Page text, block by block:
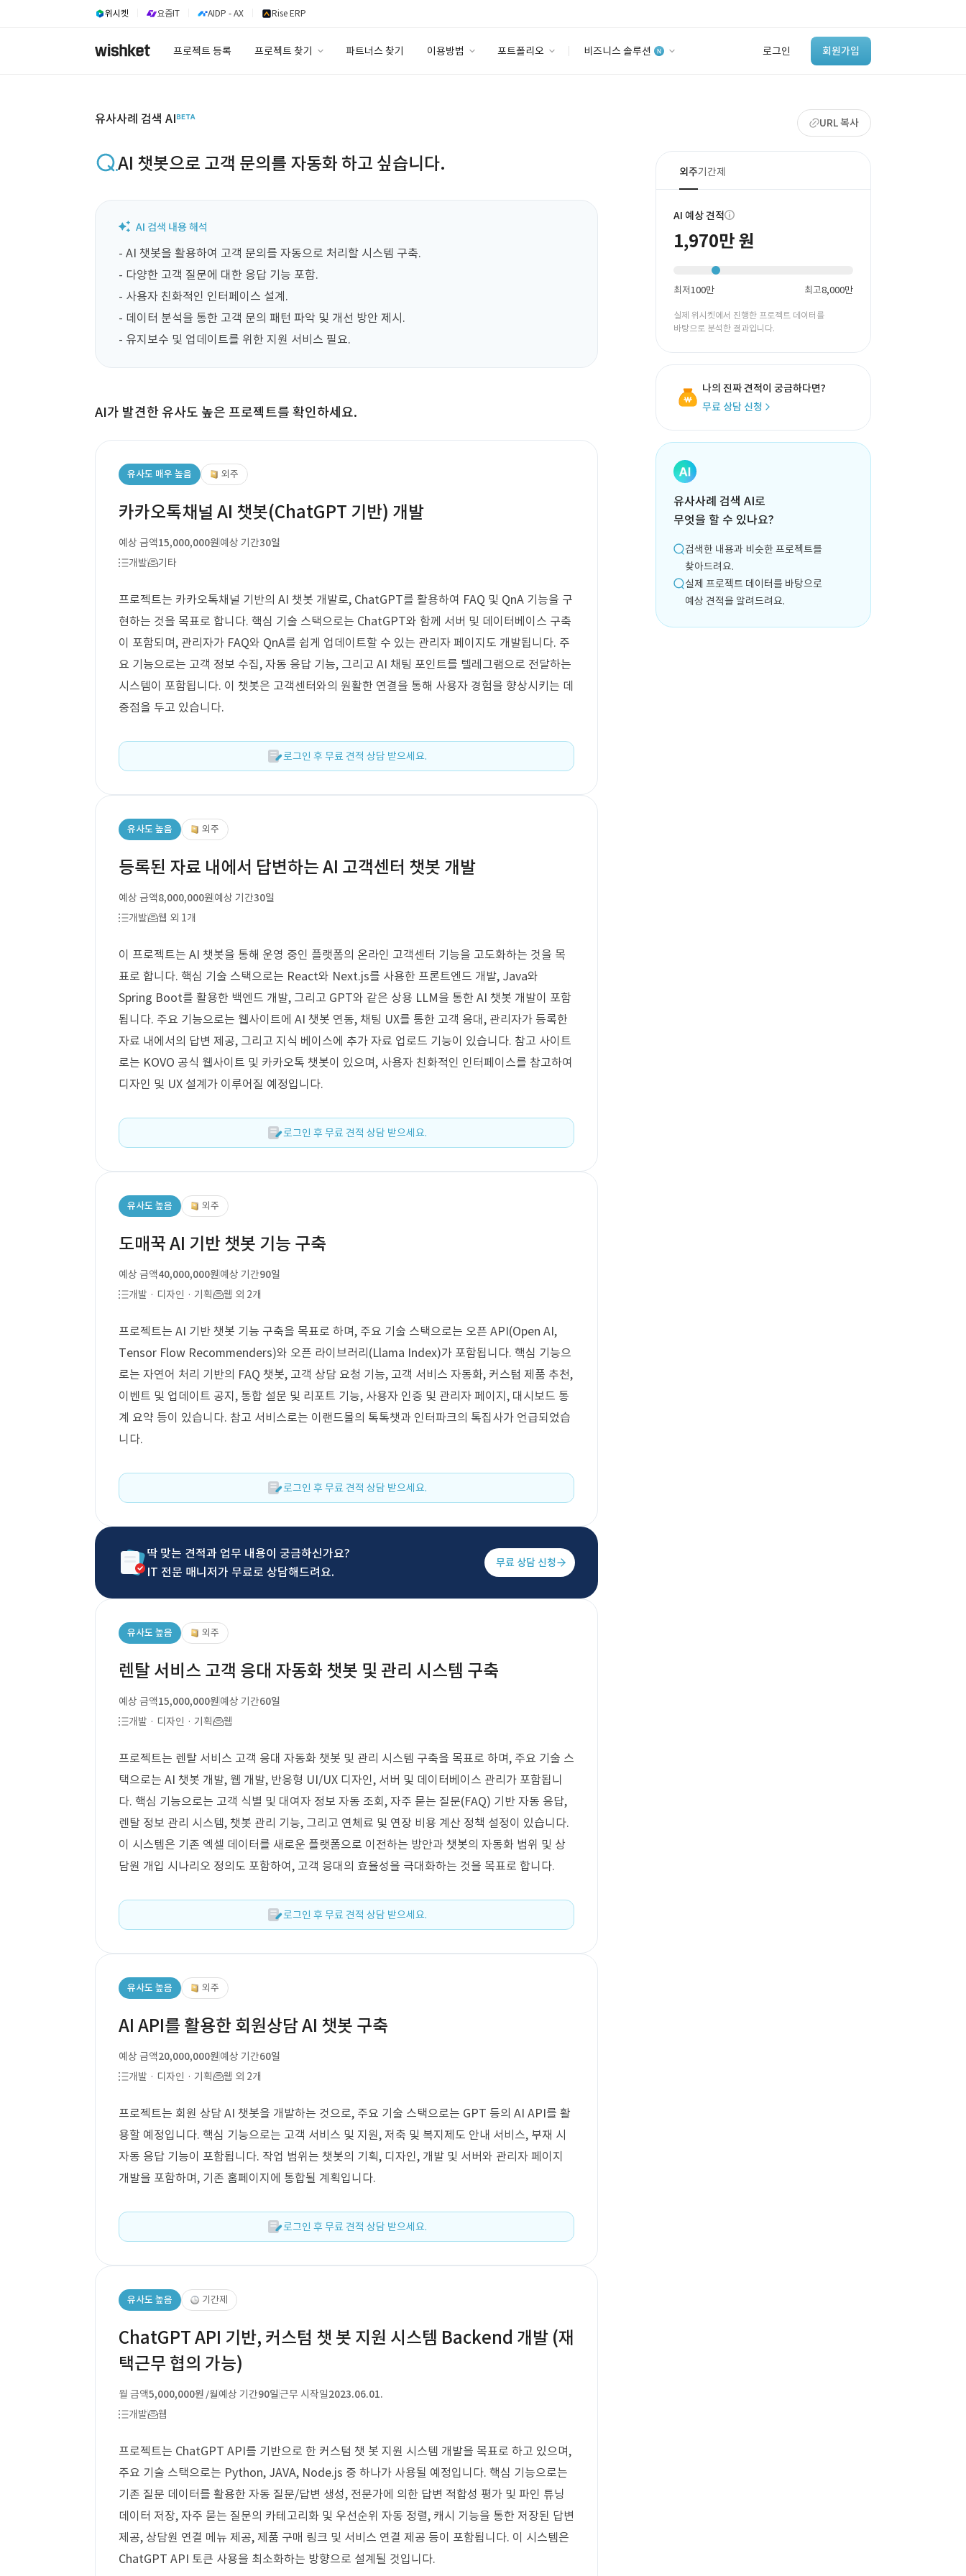
위시켓 요즘IT AIDP - AX Rise ERP
프로젝트 등록 프로젝트 찾기 파트너스 찾기 이용방법 포트폴리오 비즈니스 솔루션 로그인 회원가입
‘이런 거’ 만들어본
개발 회사 있어?
바로가기
유사사례 검색 AI URL 복사
AI 챗봇으로 고객 문의를 자동화 하고 싶습니다.
- AI 챗봇을 활용하여 고객 문의를 자동으로 처리할 시스템 구축.
- 다양한 고객 질문에 대한 응답 기능 포함.
- 사용자 친화적인 인터페이스 설계.
- 데이터 분석을 통한 고객 문의 패턴 파악 및 개선 방안 제시.
- 유지보수 및 업데이트를 위한 지원 서비스 필요.
AI가 발견한 유사도 높은 프로젝트를 확인하세요.
유사도 매우 높음 외주
카카오톡채널 AI 챗봇(ChatGPT 기반) 개발
예상 금액15,000,000원예상 기간30일
개발
기타
프로젝트는 카카오톡채널 기반의 AI 챗봇 개발로, ChatGPT를 활용하여 FAQ 및 QnA 기능을 구
현하는 것을 목표로 합니다. 핵심 기술 스택으로는 ChatGPT와 함께 서버 및 데이터베이스 구축
이 포함되며, 관리자가 FAQ와 QnA를 쉽게 업데이트할 수 있는 관리자 페이지도 개발됩니다. 주
요 기능으로는 고객 정보 수집, 자동 응답 기능, 그리고 AI 채팅 포인트를 텔레그램으로 전달하는
시스템이 포함됩니다. 이 챗봇은 고객센터와의 원활한 연결을 통해 사용자 경험을 향상시키는 데
중점을 두고 있습니다.
로그인 후 무료 견적 상담 받으세요.
유사도 높음 외주
등록된 자료 내에서 답변하는 AI 고객센터 챗봇 개발
예상 금액8,000,000원예상 기간30일
개발
웹 외 1개
이 프로젝트는 AI 챗봇을 통해 운영 중인 플랫폼의 온라인 고객센터 기능을 고도화하는 것을 목
표로 합니다. 핵심 기술 스택으로는 React와 Next.js를 사용한 프론트엔드 개발, Java와
Spring Boot를 활용한 백엔드 개발, 그리고 GPT와 같은 상용 LLM을 통한 AI 챗봇 개발이 포함
됩니다. 주요 기능으로는 웹사이트에 AI 챗봇 연동, 채팅 UX를 통한 고객 응대, 관리자가 등록한
자료 내에서의 답변 제공, 그리고 지식 베이스에 추가 자료 업로드 기능이 있습니다. 참고 사이트
로는 KOVO 공식 웹사이트 및 카카오톡 챗봇이 있으며, 사용자 친화적인 인터페이스를 참고하여
디자인 및 UX 설계가 이루어질 예정입니다.
로그인 후 무료 견적 상담 받으세요.
유사도 높음 외주
도매꾹 AI 기반 챗봇 기능 구축
예상 금액40,000,000원예상 기간90일
개발 · 디자인 · 기획
웹 외 2개
프로젝트는 AI 기반 챗봇 기능 구축을 목표로 하며, 주요 기술 스택으로는 오픈 API(Open AI,
Tensor Flow Recommenders)와 오픈 라이브러리(Llama Index)가 포함됩니다. 핵심 기능으
로는 자연어 처리 기반의 FAQ 챗봇, 고객 상담 요청 기능, 고객 서비스 자동화, 커스텀 제품 추천,
이벤트 및 업데이트 공지, 통합 설문 및 리포트 기능, 사용자 인증 및 관리자 페이지, 대시보드 통
계 요약 등이 있습니다. 참고 서비스로는 이랜드몰의 톡톡챗과 인터파크의 톡집사가 언급되었습
니다.
로그인 후 무료 견적 상담 받으세요.
딱 맞는 견적과 업무 내용이 궁금하신가요?
IT 전문 매니저가 무료로 상담해드려요.
무료 상담 신청
유사도 높음 외주
렌탈 서비스 고객 응대 자동화 챗봇 및 관리 시스템 구축
예상 금액15,000,000원예상 기간60일
개발 · 디자인 · 기획
웹
프로젝트는 렌탈 서비스 고객 응대 자동화 챗봇 및 관리 시스템 구축을 목표로 하며, 주요 기술 스
택으로는 AI 챗봇 개발, 웹 개발, 반응형 UI/UX 디자인, 서버 및 데이터베이스 관리가 포함됩니
다. 핵심 기능으로는 고객 식별 및 대여자 정보 자동 조회, 자주 묻는 질문(FAQ) 기반 자동 응답,
렌탈 정보 관리 시스템, 챗봇 관리 기능, 그리고 연체료 및 연장 비용 계산 정책 설정이 있습니다.
이 시스템은 기존 엑셀 데이터를 새로운 플랫폼으로 이전하는 방안과 챗봇의 자동화 범위 및 상
담원 개입 시나리오 정의도 포함하여, 고객 응대의 효율성을 극대화하는 것을 목표로 합니다.
로그인 후 무료 견적 상담 받으세요.
유사도 높음 외주
AI API를 활용한 회원상담 AI 챗봇 구축
예상 금액20,000,000원예상 기간60일
개발 · 디자인 · 기획
웹 외 2개
프로젝트는 회원 상담 AI 챗봇을 개발하는 것으로, 주요 기술 스택으로는 GPT 등의 AI API를 활
용할 예정입니다. 핵심 기능으로는 고객 서비스 및 지원, 저축 및 복지제도 안내 서비스, 부재 시
자동 응답 기능이 포함됩니다. 작업 범위는 챗봇의 기획, 디자인, 개발 및 서버와 관리자 페이지
개발을 포함하며, 기존 홈페이지에 통합될 계획입니다.
로그인 후 무료 견적 상담 받으세요.
유사도 높음 기간제
ChatGPT API 기반, 커스텀 챗 봇 지원 시스템 Backend 개발 (재
택근무 협의 가능)
월 금액5,000,000원 /월예상 기간90일근무 시작일2023.06.01.
개발
웹
프로젝트는 ChatGPT API를 기반으로 한 커스텀 챗 봇 지원 시스템 개발을 목표로 하고 있으며,
주요 기술 스택으로는 Python, JAVA, Node.js 중 하나가 사용될 예정입니다. 핵심 기능으로는
기존 질문 데이터를 활용한 자동 질문/답변 생성, 전문가에 의한 답변 적합성 평가 및 파인 튜닝
데이터 저장, 자주 묻는 질문의 카테고리화 및 우선순위 자동 정렬, 캐시 기능을 통한 저장된 답변
제공, 상담원 연결 메뉴 제공, 제품 구매 링크 및 서비스 연결 제공 등이 포함됩니다. 이 시스템은
ChatGPT API 토큰 사용을 최소화하는 방향으로 설계될 것입니다.
외주기간제
AI 예상 견적
1,970만 원
최저100만 최고8,000만
실제 위시켓에서 진행한 프로젝트 데이터를
바탕으로 분석한 결과입니다.
나의 진짜 견적이 궁금하다면?
무료 상담 신청
유사사례 검색 AI로
무엇을 할 수 있나요?
검색한 내용과 비슷한 프로젝트를
찾아드려요.
실제 프로젝트 데이터를 바탕으로
예상 견적을 알려드려요.